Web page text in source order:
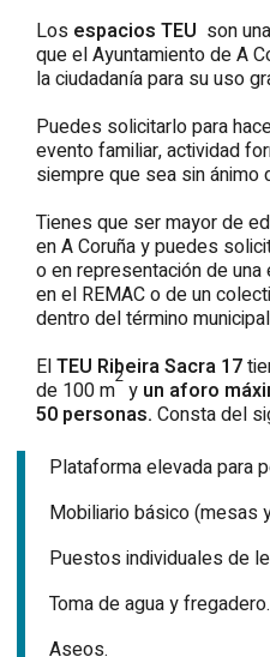
Los espacios TEU son
que el Ayuntamiento de A
la ciudadanía para su uso
Puedes solicitarlo para
evento familiar, actividad
siempre que sea sin ánimo
Tienes que ser mayor de
en A Coruña y puedes
o en representación de
en el REMACo de un
dentro del término
ElTEU Ribeira Sacra 17
de 100 m2 y un aforo
50 personas. Consta del
Plataforma elevada para
Mobiliario básico (mesas
Puestos individuales de
Toma de agua y fregadero.
Aseos.